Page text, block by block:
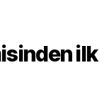
ilk